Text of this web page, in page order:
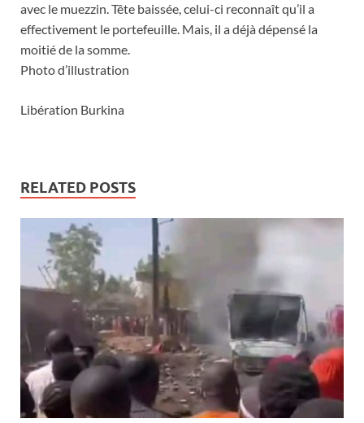
avec le muezzin. Tête baissée, celui-ci reconnaît qu’il a
effectivement le portefeuille. Mais, il a déjà dépensé la
moitié de la somme.
Photo d’illustration
Libération Burkina
RELATED POSTS